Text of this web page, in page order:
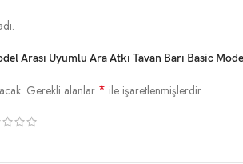
Arası Uyumlu Ara Atkı Tavan Barı Basic
Gerekli alanlar * ile işaretlenmişlerdir